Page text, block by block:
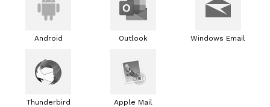
Android Outlook Windows Email
Thunderbird Apple Mail